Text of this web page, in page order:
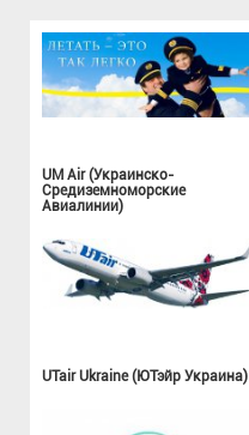
UM Air (Украинско-
Средиземноморские
Авиалинии)
UTair Ukraine (ЮТэйр Украина)